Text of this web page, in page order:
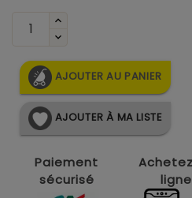
AJOUTER AU PANIER
AJOUTER À MA LISTE
Paiement
sécurisé
ligne